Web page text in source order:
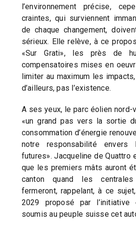
l’environnement précise,
craintes, qui surviennent
de chaque changement,
sérieux. Elle relève, à ce
«Sur Grati», les près de
compensatoires mises en
limiter au maximum les
d’ailleurs, pas l’existence.
A ses yeux, le parc éolien nord-
«un grand pas vers la sortie
consommation d’énergie
notre responsabilité envers
futures». Jacqueline de Quattro
que les premiers mâts auront
canton quand les
fermeront, rappelant, à ce
2029 proposé par
soumis au peuple suisse cet